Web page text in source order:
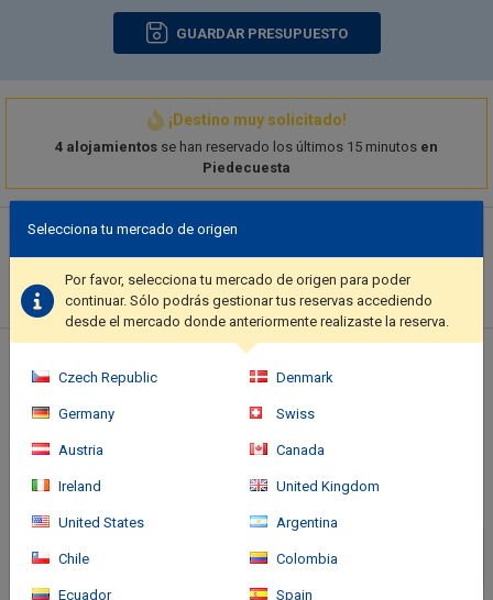
GUARDAR PRESUPUESTO
¡Destino muy solicitado!
4 alojamientos se han reservado los últimos 15 minutos en
Piedecuesta
Descripción del hotel
Make use of convenient amenities such as complimentary
wireless internet access, concierge services, and a television in a
common area.. Featured amenities include a computer station,
dry cleaning/laundry services, and a 24-hour front desk. Self
parking (subject to charges) is available onsite..
Selecciona tu mercado de origen
Por favor, selecciona tu mercado de origen para poder
continuar. Sólo podrás gestionar tus reservas accediendo
desde el mercado donde anteriormente realizaste la reserva.
Czech Republic Denmark
Germany Swiss
Austria Canada
Ireland United Kingdom
United States Argentina
Chile Colombia
Ecuador Spain